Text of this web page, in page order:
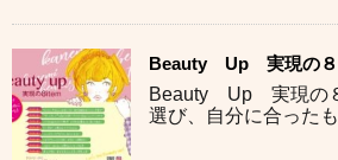
Beauty Up 実現の８
Beauty Up 実現の
選び、自分に合った